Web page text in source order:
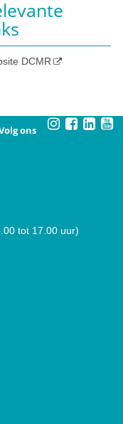
DCMR
ons
tot 17.00 uur)